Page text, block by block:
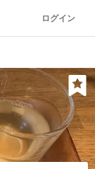
ログイン